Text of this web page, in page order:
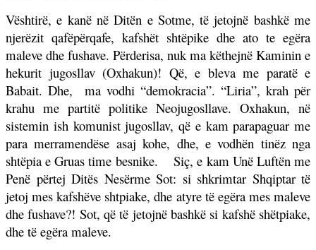
Vështirë, e kanë në Ditën e Sotme, të jetojnë bashkë me
njerëzit qafëpërqafe, kafshët shtëpike dhe ato te egëra
maleve dhe fushave. Përderisa, nuk ma këthejnë Kaminin e
hekurit jugosllav (Oxhakun)! Që, e bleva me paratë e
Babait. Dhe,
ma vodhi “demokracia”. “Liria”, krah për
krahu me partitë politike Neojugosllave. Oxhakun, në
sistemin ish komunist jugosllav, që e kam parapaguar me
para merramendëse asaj kohe, dhe, e vodhën tinëz nga
shtëpia e Gruas time besnike.
Siç, e kam Unë Luftën me
Penë përtej Ditës Nesërme Sot: si shkrimtar Shqiptar të
jetoj mes kafshëve shtpiake, dhe atyre të egëra mes maleve
dhe fushave?! Sot, që të jetojnë bashkë si kafshë shëtpiake,
dhe të egëra maleve.